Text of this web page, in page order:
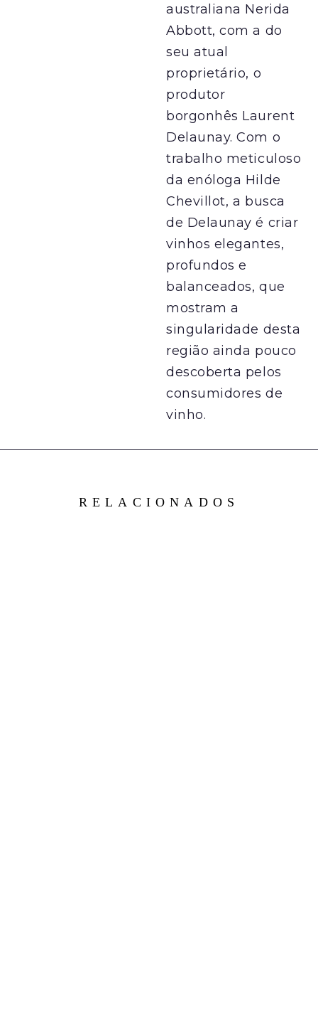
australiana Nerida
Abbott, com a do
seu atual
proprietário, o
produtor
borgonhês Laurent
Delaunay. Com o
trabalho meticuloso
da enóloga Hilde
Chevillot, a busca
de Delaunay é criar
vinhos elegantes,
profundos e
balanceados, que
mostram a
singularidade desta
região ainda pouco
descoberta pelos
consumidores de
vinho.
RELACIONADOS